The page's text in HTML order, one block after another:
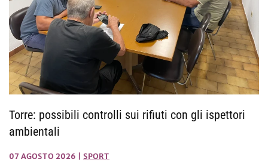
Torre: possibili controlli sui rifiuti con gli ispettori
ambientali
07 AGOSTO 2026 SPORT